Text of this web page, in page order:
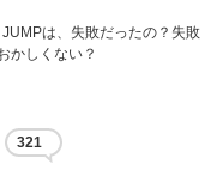
は、失敗だったの？失敗
かしくない？
321